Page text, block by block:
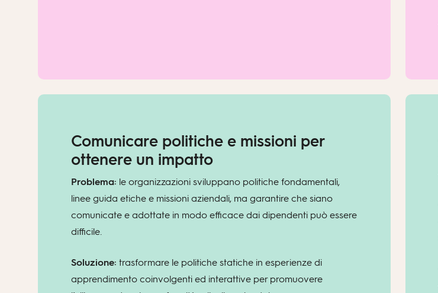
Comunicare politiche e missioni per
ottenere un impatto
Problema: le organizzazioni sviluppano politiche fondamentali,
linee guida etiche e missioni aziendali, ma garantire che siano
comunicate e adottate in modo efficace dai dipendenti può essere
difficile.
Soluzione: trasformare le politiche statiche in esperienze di
apprendimento coinvolgenti ed interattive per promuovere